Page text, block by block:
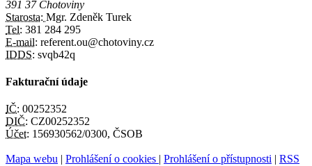
391 37 Chotoviny
Starosta: Mgr. Zdeněk Turek
Tel: 381 284 295
E-mail: referent.ou@chotoviny.cz
IDDS: svqb42q
Fakturační údaje
IČ: 00252352
DIČ: CZ00252352
Účet: 156930562/0300, ČSOB
Mapa webu | Prohlášení o cookies | Prohlášení o přístupnosti | RSS